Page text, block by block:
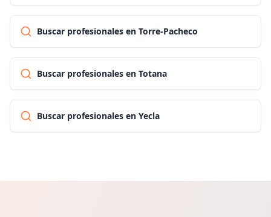
Buscar profesionales en Torre-Pacheco
Buscar profesionales en Totana
Buscar profesionales en Yecla